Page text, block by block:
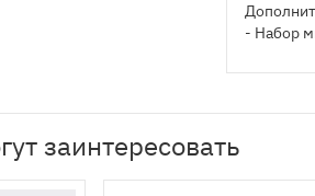
- Набор
заинтересовать